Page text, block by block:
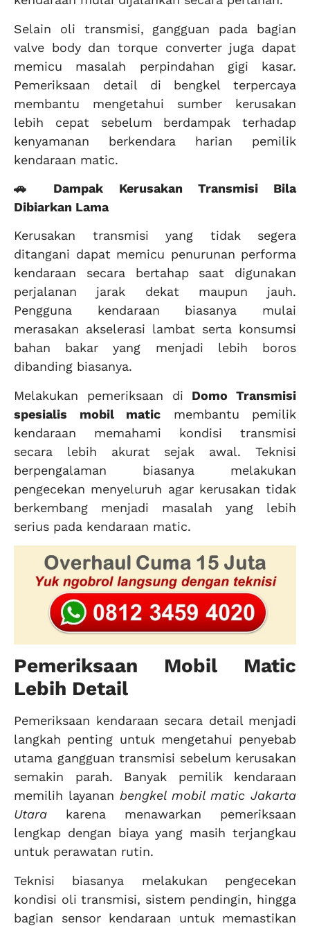
Selain oli transmisi, gangguan pada bagian
valve body dan torque converter juga dapat
memicu masalah perpindahan gigi kasar.
Pemeriksaan detail di bengkel terpercaya
membantu mengetahui sumber kerusakan
lebih cepat sebelum berdampak terhadap
kenyamanan berkendara harian pemilik
kendaraan matic.
🚗 Dampak Kerusakan Transmisi Bila
Dibiarkan Lama
Kerusakan transmisi yang tidak segera
ditangani dapat memicu penurunan performa
kendaraan secara bertahap saat digunakan
perjalanan jarak dekat maupun jauh.
Pengguna kendaraan biasanya mulai
merasakan akselerasi lambat serta konsumsi
bahan bakar yang menjadi lebih boros
dibanding biasanya.
Melakukan pemeriksaan di Domo Transmisi
spesialis mobil matic membantu pemilik
kendaraan memahami kondisi transmisi
secara lebih akurat sejak awal. Teknisi
berpengalaman biasanya melakukan
pengecekan menyeluruh agar kerusakan tidak
berkembang menjadi masalah yang lebih
serius pada kendaraan matic.
Pemeriksaan Mobil Matic
Lebih Detail
Pemeriksaan kendaraan secara detail menjadi
langkah penting untuk mengetahui penyebab
utama gangguan transmisi sebelum kerusakan
semakin parah. Banyak pemilik kendaraan
memilih layanan bengkel mobil matic Jakarta
Utara karena menawarkan pemeriksaan
lengkap dengan biaya yang masih terjangkau
untuk perawatan rutin.
Teknisi biasanya melakukan pengecekan
kondisi oli transmisi, sistem pendingin, hingga
bagian sensor kendaraan untuk memastikan